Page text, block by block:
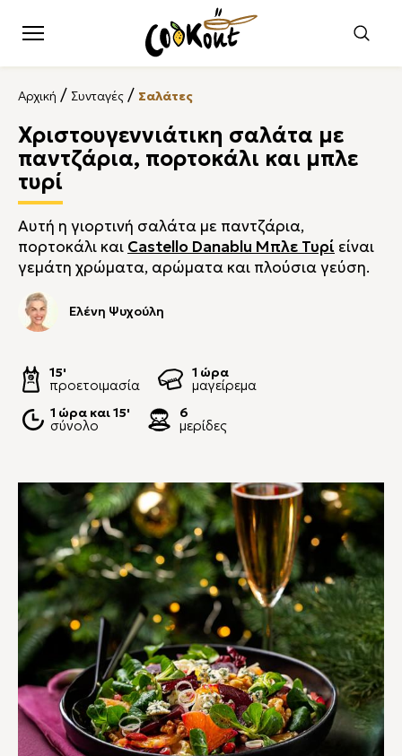
Αρχική / Συνταγές / Σαλάτες
Χριστουγεννιάτικη σαλάτα με
παντζάρια, πορτοκάλι και μπλε
τυρί
Αυτή η γιορτινή σαλάτα με παντζάρια,
πορτοκάλι και Castello Danablu Μπλε Τυρί είναι
γεμάτη χρώματα, αρώματα και πλούσια γεύση.
Ελένη Ψυχούλη
15'
προετοιμασία
1 ώρα
μαγείρεμα
1 ώρα και 15'
σύνολο
6
μερίδες